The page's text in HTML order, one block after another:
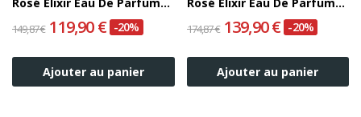
149,87 € 119,90 € -20%
Ajouter au panier
174,87 € 139,90 € -20%
Ajouter au panier